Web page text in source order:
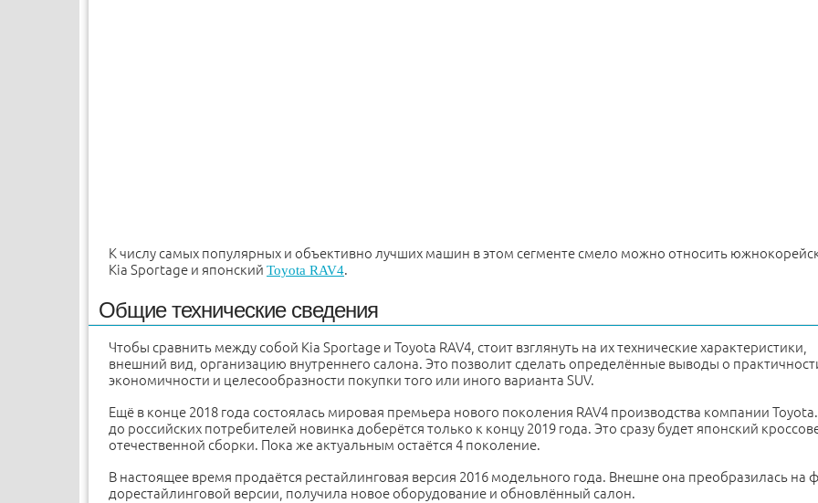
К числу самых популярных и объективно лучших машин в этом сегменте смело можно относить
Kia Sportage и японский Toyota RAV4.
Общие технические сведения
Чтобы сравнить между собой Kia Sportage и Toyota RAV4, стоит взглянуть на их технические характеристики,
внешний вид, организацию внутреннего салона. Это позволит сделать определённые выводы о
экономичности и целесообразности покупки того или иного варианта SUV.
Ещё в конце 2018 года состоялась мировая премьера нового поколения RAV4 производства компании
до российских потребителей новинка доберётся только к концу 2019 года. Это сразу будет японский
отечественной сборки. Пока же актуальным остаётся 4 поколение.
В настоящее время продаётся рестайлинговая версия 2016 модельного года. Внешне она преобразилась на
дорестайлинговой версии, получила новое оборудование и обновлённый салон.